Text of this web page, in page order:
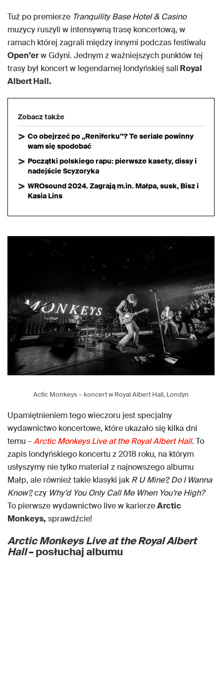
Tuż po premierze Tranquility Base Hotel & Casino
muzycy ruszyli w intensywną trasę koncertową, w
ramach której zagrali między innymi podczas festiwalu
Open’erw Gdyni. Jednym z ważniejszych punktów tej
trasy był koncert w legendarnej londyńskiej sali Royal
Albert Hall.
Zobacz także
Co obejrzeć po „Reniferku”? Te seriale powinny
wam się spodobać
Początki polskiego rapu: pierwsze kasety, dissy i
nadejście Scyzoryka
WROsound 2024. Zagrają m.in. Małpa, susk, Bisz i
Kasia Lins
Actic Monkeys – koncert w Royal Albert Hall, Londyn
Upamiętnieniem tego wieczoru jest specjalny
wydawnictwo koncertowe, które ukazało się kilka dni
temu –Arctic Monkeys Live at the Royal Albert Hall.To
zapis londyńskiego koncertu z 2018 roku, na którym
usłyszymy nie tylko materiał z najnowszego albumu
Małp, ale również takie klasyki jakR U Mine?, Do I Wanna
Know?,czy Why’d You Only Call Me When You’re High?
To pierwsze wydawnictwo live w karierzeArctic
Monkeys, sprawdźcie!
Arctic Monkeys Live at the Royal Albert
Hall– posłuchaj albumu